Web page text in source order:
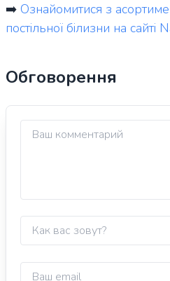
➡️ Ознайомитися з
постільної білизни на сайті
Обговорення